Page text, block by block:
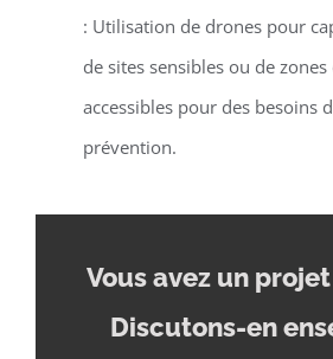
: Utilisation de drones pour
de sites sensibles ou de
accessibles pour des besoins
prévention.
Vous avez un
Discutons-en